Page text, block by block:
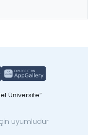
Üniversite”
uyumludur